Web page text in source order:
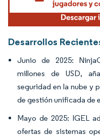
Desarrollos
Junio de 2025:
millones de USD,
seguridad en la nube y
de gestión unificada de
Mayo de 2025: IGEL
ofertas de sistemas